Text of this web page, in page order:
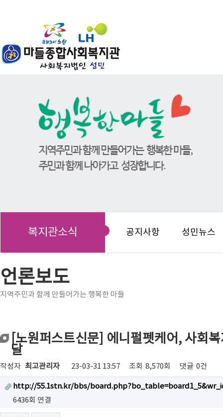
복지관소식 공지사항 성민뉴스
언론보도
지역주민과 함께 만들어가는 행복한 마들
[노원퍼스트신문] 에니펄펫케어, 사회
달
작성자 최고관리자 23-03-31 13:57 조회 8,570회 댓글 0건
http://55.1stn.kr/bbs/
6436회 연결